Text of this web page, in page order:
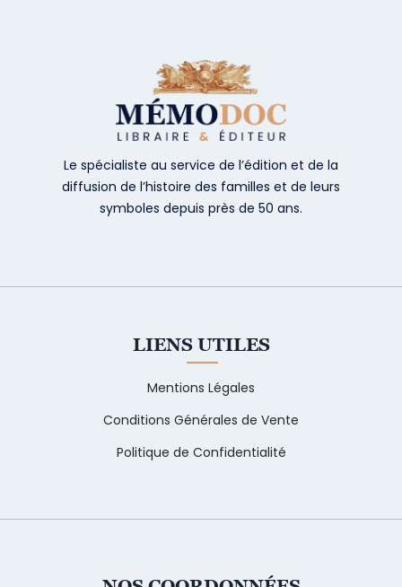
Le spécialiste au service de l’édition et de la
diffusion de l’histoire des familles et de leurs
symboles depuis près de 50 ans.
LIENS UTILES
Mentions Légales
Conditions Générales de Vente
Politique de Confidentialité